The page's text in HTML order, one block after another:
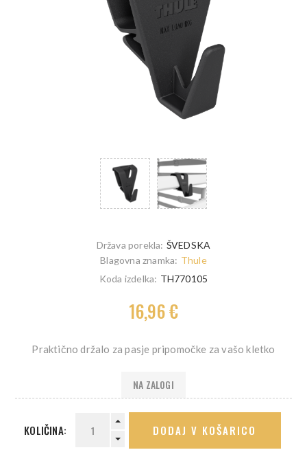
Država porekla: ŠVEDSKA
Blagovna znamka: Thule
Koda izdelka: TH770105
16,96 €
Praktično držalo za pasje pripomočke za vašo kletko
NA ZALOGI
KOLIČINA: DODAJ V KOŠARICO